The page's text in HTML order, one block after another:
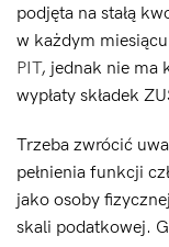
podjęta na stałą
w każdym
PIT, jednak nie ma
wypłaty składek
Trzeba zwrócić
pełnienia funkcji
jako osoby
skali podatkowej.